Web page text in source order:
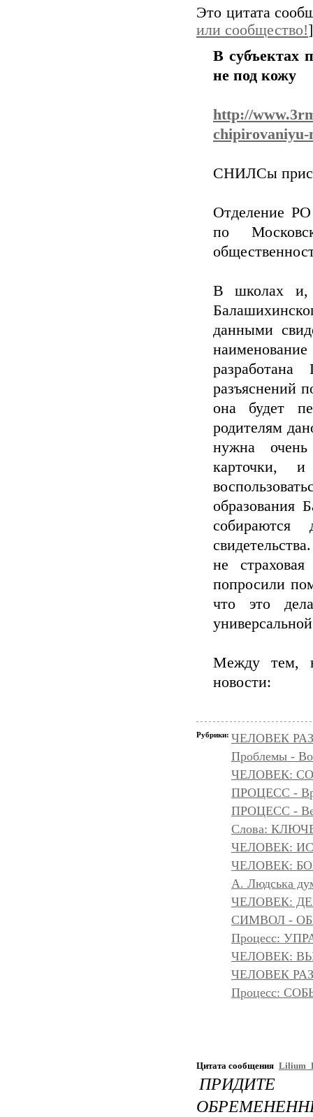
Это цитата
или сообщество!]
В субъектах
не под кожу
http://
chipirovaniyu-
СНИЛСы
Отделение РО
по
В школах и,
данными
разъяснений
она будет
родителям
нужна
карточки,
образования
собираются
не
попросили
что это
Между тем,
новости:
Рубрики: ЧЕЛОВЕК
Проблемы -
ЧЕЛОВЕК:
ПРОЦЕСС -
ПРОЦЕСС -
Слова:
ЧЕЛОВЕК:
ЧЕЛОВЕК:
A. Людська
ЧЕЛОВЕК:
СИМВОЛ -
Процесс:
ЧЕЛОВЕК:
ЧЕЛОВЕК
Процесс:
Цитата сообщения